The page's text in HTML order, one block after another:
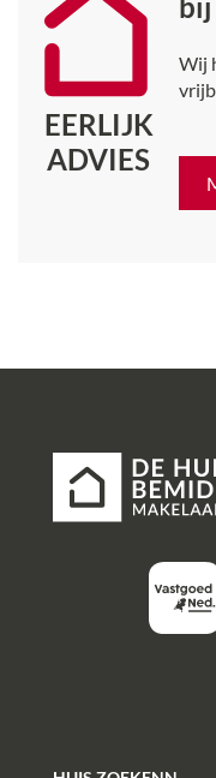
EERLIJK
ADVIES
Wij